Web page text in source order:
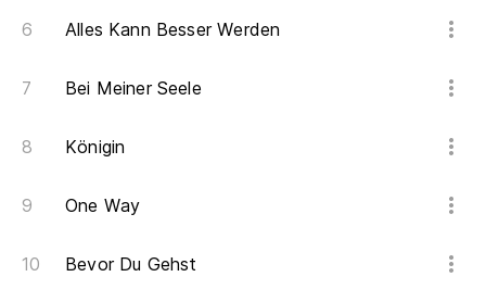
Alles Kann Besser Werden
Bei Meiner Seele
Königin
One Way
Bevor Du Gehst